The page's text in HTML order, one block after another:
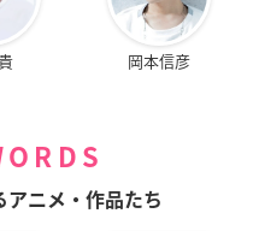
岡本信彦
アニメ・作品たち